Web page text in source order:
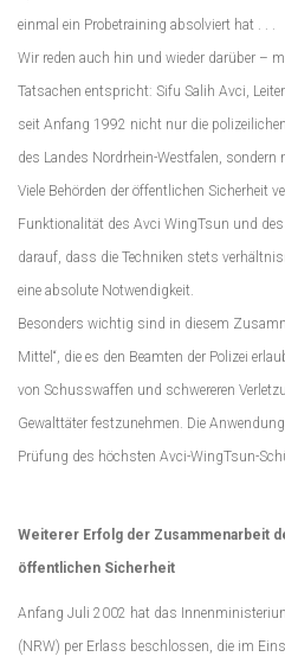
einmal ein Probetraining absolviert hat . . .
Wir reden auch hin und wieder darüber –
Tatsachen entspricht: Sifu Salih Avci,
seit Anfang 1992 nicht nur die
des Landes Nordrhein-Westfalen,
Viele Behörden der öffentlichen Sicherheit
Funktionalität des Avci WingTsun und
darauf, dass die Techniken stets
eine absolute Notwendigkeit.
Besonders wichtig sind in diesem
Mittel“, die es den Beamten der Polizei
von Schusswaffen und schwereren
Gewalttäter festzunehmen. Die
Prüfung des höchsten Avci-WingTsun-
Weiterer Erfolg der Zusammenarbeit
öffentlichen Sicherheit
Anfang Juli 2002 hat das
(NRW) per Erlass beschlossen, die im